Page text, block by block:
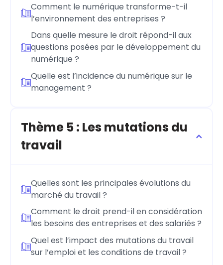
Comment le numérique transforme-t-il
l’environnement des entreprises ?
Dans quelle mesure le droit répond-il aux
questions posées par le développement du
numérique ?
Quelle est l’incidence du numérique sur le
management ?
Thème 5 : Les mutations du
travail
Quelles sont les principales évolutions du
marché du travail ?
Comment le droit prend-il en considération
les besoins des entreprises et des salariés ?
Quel est l’impact des mutations du travail
sur l’emploi et les conditions de travail ?